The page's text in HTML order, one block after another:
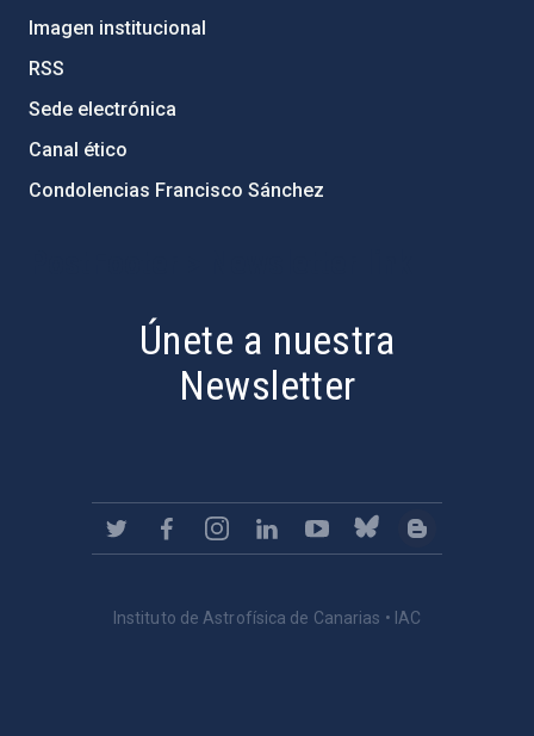
Imagen institucional
RSS
Sede electrónica
Canal ético
Condolencias Francisco Sánchez
Únete a nuestra
Newsletter
Instituto de Astrofísica de Canarias • IAC